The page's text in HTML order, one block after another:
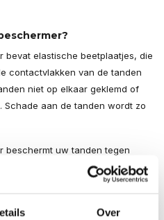
Over
bevat elastische beetplaatjes, die
contactvlakken van de tanden
niet op elkaar geklemd of
aan de tanden wordt zo
beschermt uw tanden tegen
echter aanbevolen om te
Concentreer u om de lippen